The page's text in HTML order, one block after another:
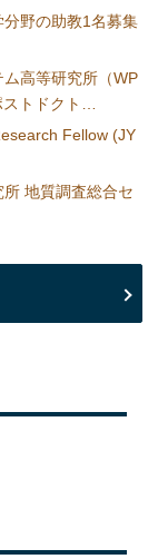
野の助教1名募集
高等研究所（WP
トドクト…
Fellow (JY
所 地質調査総合セ